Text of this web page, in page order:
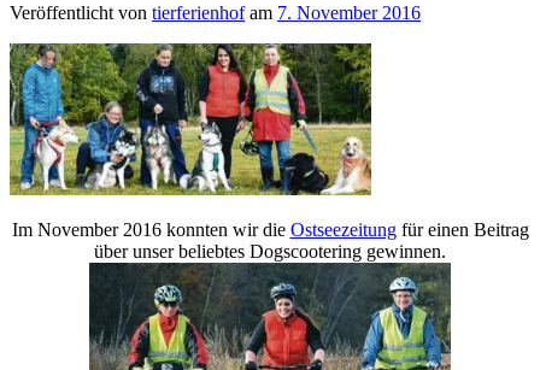
Veröffentlicht von tierferienhofam 7. November 2016
Im November 2016 konnten wir die Ostseezeitungfür einen Beitrag
über unser beliebtes Dogscootering gewinnen.